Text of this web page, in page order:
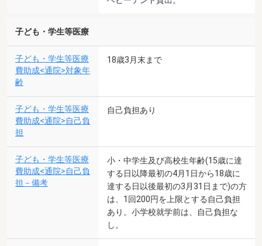
子ども・学生等医療
子ども・学生等医療
費助成<通院>対象年
齢
18歳3月末まで
子ども・学生等医療
費助成<通院>自己負
担
自己負担あり
子ども・学生等医療
費助成<通院>自己負
担－備考
小・中学生及び高校生年齢(15歳に達
する日以降最初の4月1日から18歳に
達する日以後最初の3月31日まで)の方
は、1回200円を上限とする自己負担
あり。小学校就学前は、自己負担な
し。